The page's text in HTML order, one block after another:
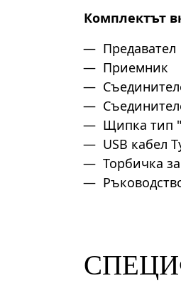
Комплектът
Предавател
Приемник
Щипка тип
USB кабел
Торбичка